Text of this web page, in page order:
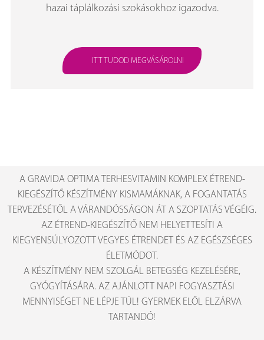
hazai táplálkozási szokásokhoz igazodva.
ITT TUDOD MEGVÁSÁROLNI
A GRAVIDA OPTIMA TERHESVITAMIN KOMPLEX ÉTREND-
KIEGÉSZÍTŐ KÉSZÍTMÉNY KISMAMÁKNAK, A FOGANTATÁS
TERVEZÉSÉTŐL A VÁRANDÓSSÁGON ÁT A SZOPTATÁS VÉGÉIG.
AZ ÉTREND-KIEGÉSZÍTŐ NEM HELYETTESÍTI A
KIEGYENSÚLYOZOTT VEGYES ÉTRENDET ÉS AZ EGÉSZSÉGES
ÉLETMÓDOT.
A KÉSZÍTMÉNY NEM SZOLGÁL BETEGSÉG KEZELÉSÉRE,
GYÓGYÍTÁSÁRA. AZ AJÁNLOTT NAPI FOGYASZTÁSI
MENNYISÉGET NE LÉPJE TÚL! GYERMEK ELŐL ELZÁRVA
TARTANDÓ!